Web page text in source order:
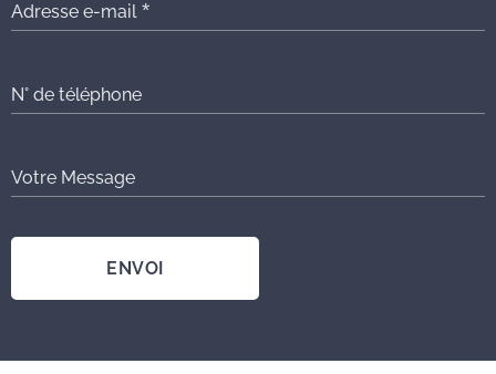
Adresse e-mail
N° de téléphone
Votre Message
ENVOI